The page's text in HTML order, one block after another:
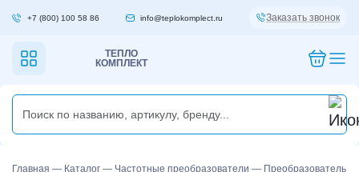
+7 (800) 100 58 86 info@teplokomplect.ru Заказать звонок
ТЕПЛО
КОМПЛЕКТ
Главная — Каталог — Частотные преобразователи — Преобразователь